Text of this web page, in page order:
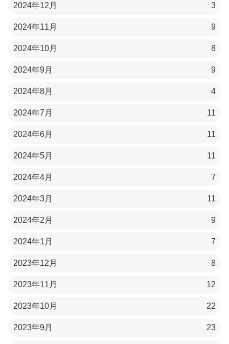
2024年12月 3
2024年11月 9
2024年10月 8
2024年9月 9
2024年8月 4
2024年7月 11
2024年6月 11
2024年5月 11
2024年4月 7
2024年3月 11
2024年2月 9
2024年1月 7
2023年12月 8
2023年11月 12
2023年10月 22
2023年9月 23